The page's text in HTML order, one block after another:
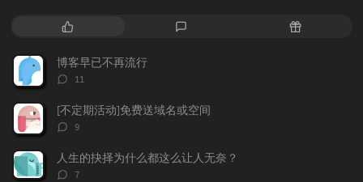
热
文
章
随
博客早已不再流行
评
数：
11
[不定期活动]免费送域名或空间
评
数：
9
人生的抉择为什么都这么让人无奈？
评
7